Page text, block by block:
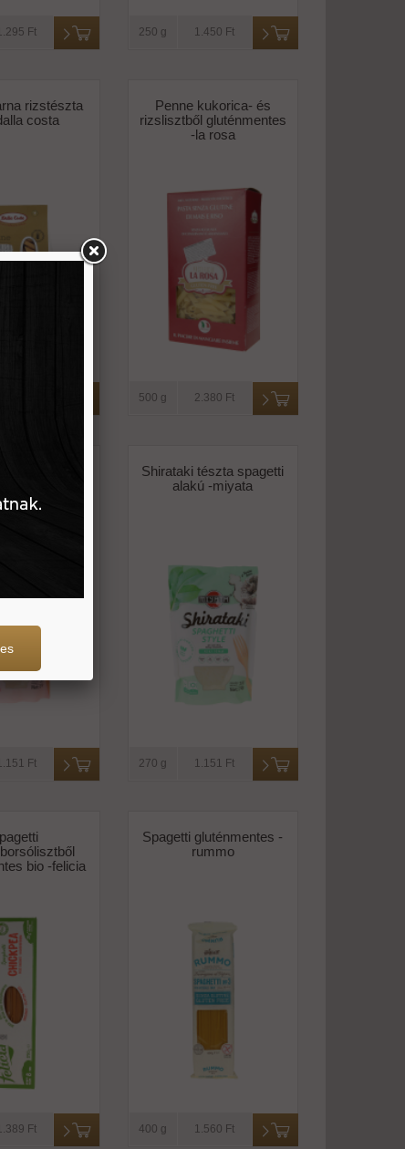
Ft 250 g 1.450 Ft
rizstészta
costa
Penne kukorica- és
rizslisztből gluténmentes
-la rosa
500 g 2.380 Ft
Ft
Shirataki tészta spagetti
alakú -miyata
270 g 1.151 Ft
bio -felicia
Ft
Spagetti gluténmentes -
rummo
400 g 1.560 Ft